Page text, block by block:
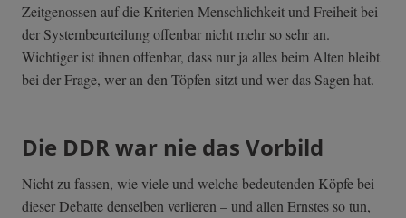
Zeitgenossen auf die Kriterien Menschlichkeit und Freiheit bei
der Systembeurteilung offenbar nicht mehr so sehr an.
Wichtiger ist ihnen offenbar, dass nur ja alles beim Alten bleibt
bei der Frage, wer an den Töpfen sitzt und wer das Sagen hat.
Die DDR war nie das Vorbild
Nicht zu fassen, wie viele und welche bedeutenden Köpfe bei
dieser Debatte denselben verlieren – und allen Ernstes so tun,